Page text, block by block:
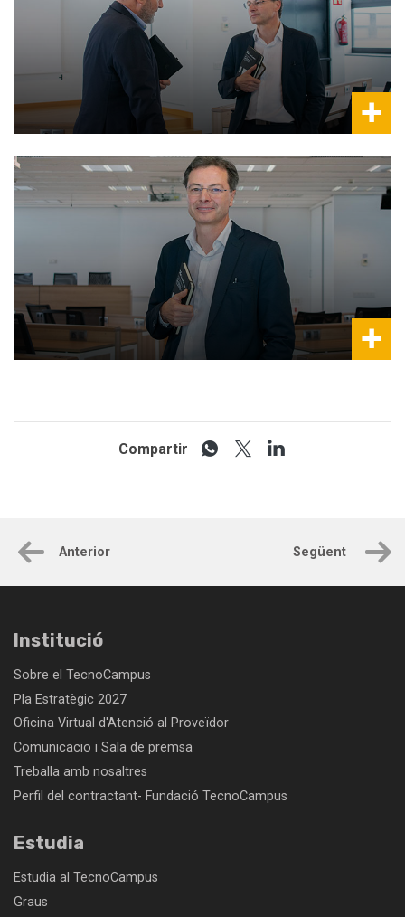
Compartir
Anterior Següent
Institució
Sobre el TecnoCampus
Pla Estratègic 2027
Oficina Virtual d'Atenció al Proveïdor
Comunicacio i Sala de premsa
Treballa amb nosaltres
Perfil del contractant- Fundació TecnoCampus
Estudia
Estudia al TecnoCampus
Graus